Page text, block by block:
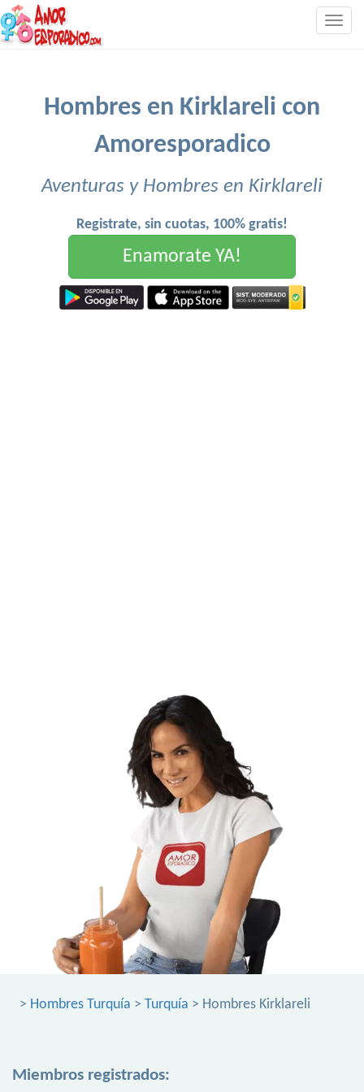
Hombres en Kirklareli con
Amoresporadico
Aventuras y Hombres en Kirklareli
Registrate, sin cuotas, 100% gratis!
Enamorate YA!
> Hombres Turquía > Turquía > Hombres Kirklareli
Miembros registrados: